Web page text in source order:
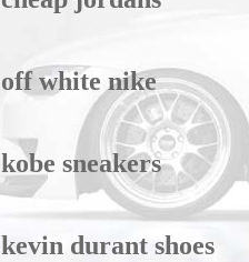
off white nike
kobe sneakers
kevin durant shoes